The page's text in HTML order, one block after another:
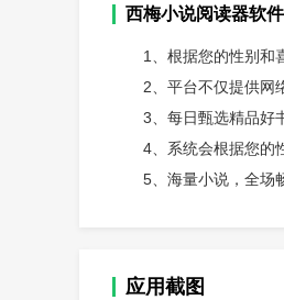
西梅小说阅读器软
1、根据您的性别和
2、平台不仅提供网
3、每日甄选精品好
4、系统会根据您的
5、海量小说，全场
应用截图